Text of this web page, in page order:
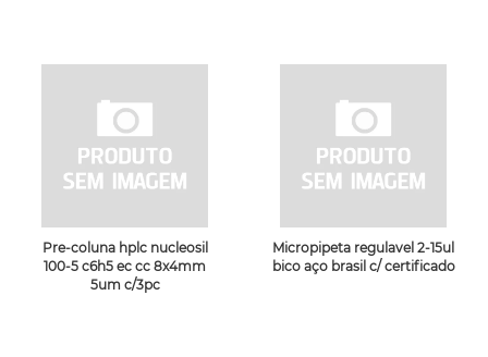
Pre-coluna hplc nucleosil
100-5 c6h5 ec cc 8x4mm
5um c/3pc
Micropipeta regulavel 2-15ul
bico aço brasil c/ certificado